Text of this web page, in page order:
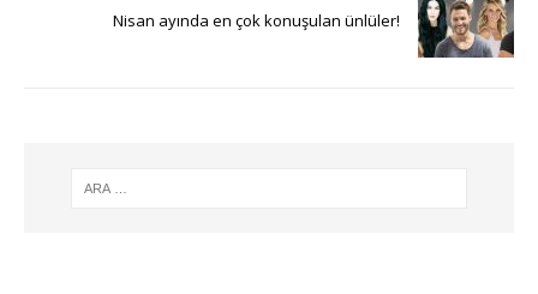
Nisan ayında en çok konuşulan ünlüler!